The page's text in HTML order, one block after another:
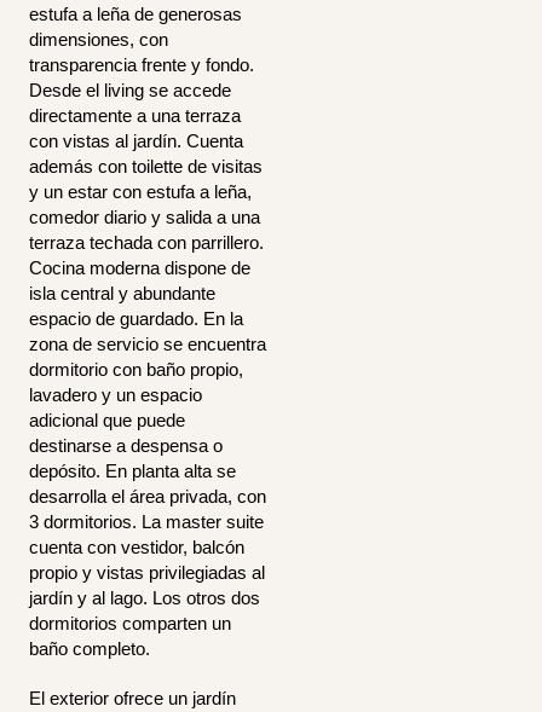
estufa a leña de generosas
dimensiones, con
transparencia frente y fondo.
Desde el living se accede
directamente a una terraza
con vistas al jardín. Cuenta
además con toilette de visitas
y un estar con estufa a leña,
comedor diario y salida a una
terraza techada con parrillero.
Cocina moderna dispone de
isla central y abundante
espacio de guardado. En la
zona de servicio se encuentra
dormitorio con baño propio,
lavadero y un espacio
adicional que puede
destinarse a despensa o
depósito. En planta alta se
desarrolla el área privada, con
3 dormitorios. La master suite
cuenta con vestidor, balcón
propio y vistas privilegiadas al
jardín y al lago. Los otros dos
dormitorios comparten un
baño completo.
El exterior ofrece un jardín